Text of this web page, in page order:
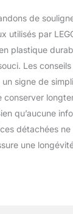
de
utilisés par
plastique
Les
signe de
qu’aucune
détachées ne
une